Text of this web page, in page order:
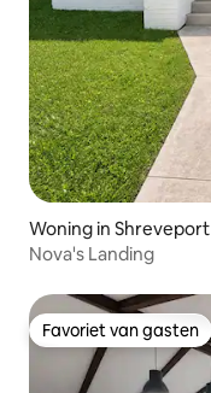
Woning in Shreveport
Nova's Landing
Favoriet van gasten
Favoriet van gasten